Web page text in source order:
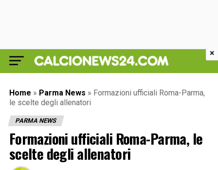
Home » Parma News » Formazioni ufficiali Roma-Parma,
le scelte degli allenatori
PARMA NEWS
Formazioni ufficiali Roma-Parma, le
scelte degli allenatori
×